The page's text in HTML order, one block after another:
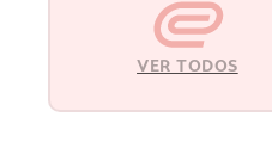
VER TODOS